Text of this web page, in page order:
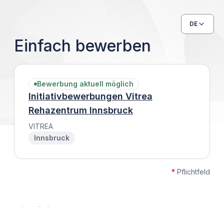
DE
Einfach bewerben
Bewerbung aktuell möglich
Initiativbewerbungen Vitrea
Rehazentrum Innsbruck
VITREA
Innsbruck
* Pflichtfeld